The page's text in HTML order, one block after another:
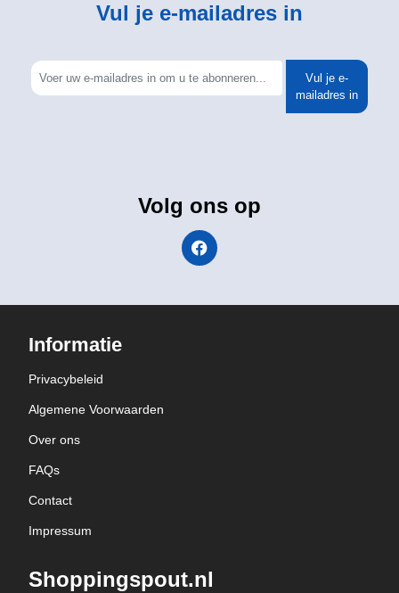
Vul je e-mailadres in
Vul je e-
mailadres in
Volg ons op
Informatie
Privacybeleid
Algemene Voorwaarden
Over ons
FAQs
Contact
Impressum
Shoppingspout.nl